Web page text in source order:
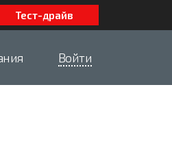
Тест-драйв
Войти